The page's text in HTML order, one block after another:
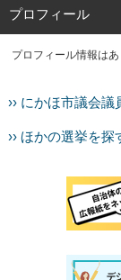
プロフィール
プロフィール情報はあ
›› にかほ市議会
›› ほかの選挙を探